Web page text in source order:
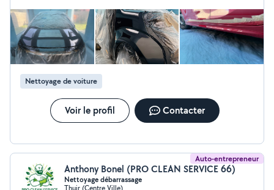
Nettoyage de voiture
Voir le profil Contacter
Auto-entrepreneur
Anthony Bonel (PRO CLEAN SERVICE 66)
Nettoyage débarrassage
Thuir (Centre Ville)